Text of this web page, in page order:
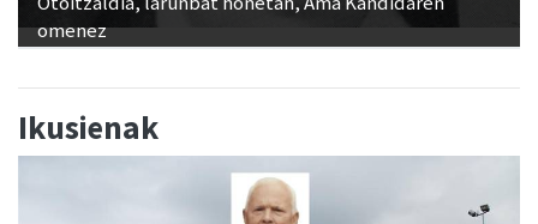
omenez
Ikusienak